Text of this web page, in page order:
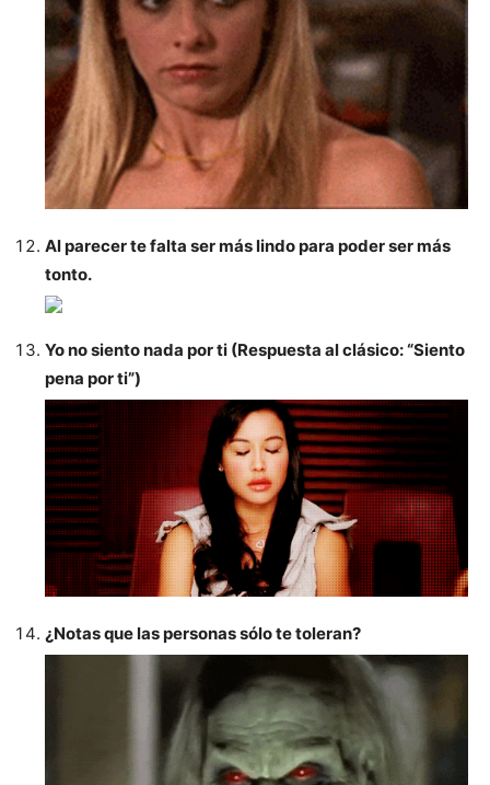
Al parecer te falta ser más lindo para poder ser más
tonto.
Yo no siento nada por ti (Respuesta al clásico: “Siento
pena por ti”)
¿Notas que las personas sólo te toleran?